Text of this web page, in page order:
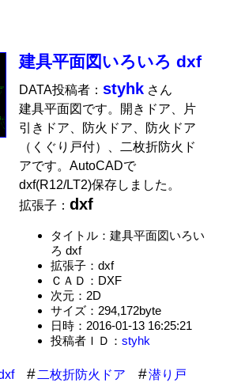
建具平面図いろいろ dxf
DATA投稿者：styhk さん
建具平面図です。開きドア、片
引きドア、防火ドア、防火ドア
（くぐり戸付）、二枚折防火ド
アです。AutoCADで
dxf(R12/LT2)保存しました。
拡張子：dxf
タイトル：建具平面図いろい
ろ dxf
拡張子：dxf
ＣＡＤ：DXF
次元：2D
サイズ：294,172byte
日時：2016-01-13 16:25:21
投稿者ＩＤ： styhk
二枚折防火ドア
潜り戸